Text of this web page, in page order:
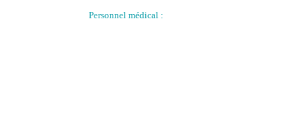
Personnel médical :